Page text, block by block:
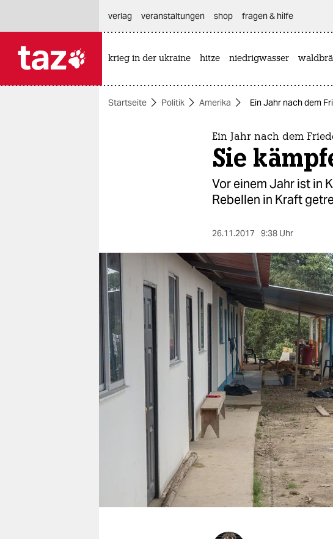
themen
berlin
nord
wahrheit
verlag
verlag
veranstaltungen
unterstützen
verlag
veranstaltungen shop fragen & hilfe
krieg in der ukraine hitze niedrigwasser
Startseite Politik Amerika Ein Jahr nach dem
Ein Jahr nach dem
Sie
Vor einem Jahr ist in
Rebellen in Kraft
26.11.2017 9:38 Uhr